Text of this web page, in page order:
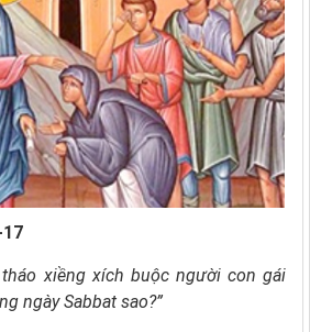
xiềng xích buộc người con gái
ngày Sabbat sao?”